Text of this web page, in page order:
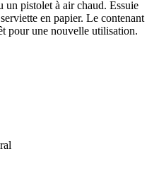
un pistolet à air chaud. Essuie
en papier. Le contenant
pour une nouvelle utilisation.